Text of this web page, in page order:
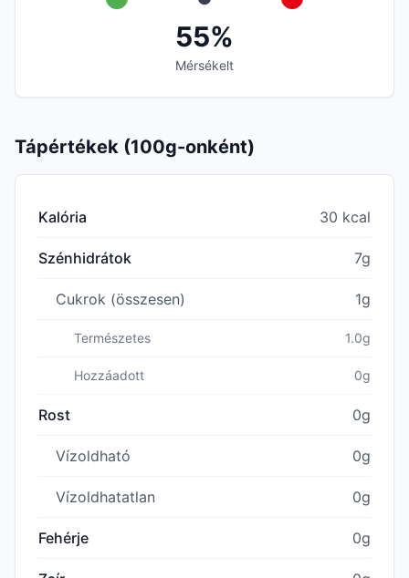
55%
Mérsékelt
Tápértékek (100g-onként)
Kalória 30 kcal
Szénhidrátok 7g
Cukrok (összesen) 1g
Természetes 1.0g
Hozzáadott 0g
Rost 0g
Vízoldható 0g
Vízoldhatatlan 0g
Fehérje 0g